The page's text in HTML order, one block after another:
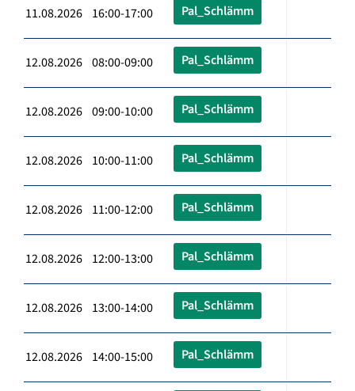
11.08.2026 16:00-17:00 Pal_Schlämm
12.08.2026 08:00-09:00 Pal_Schlämm
12.08.2026 09:00-10:00 Pal_Schlämm
12.08.2026 10:00-11:00 Pal_Schlämm
12.08.2026 11:00-12:00 Pal_Schlämm
12.08.2026 12:00-13:00 Pal_Schlämm
12.08.2026 13:00-14:00 Pal_Schlämm
12.08.2026 14:00-15:00 Pal_Schlämm